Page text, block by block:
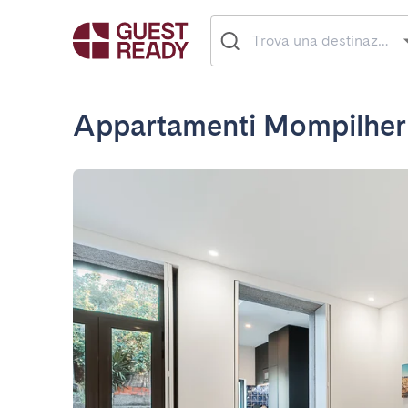
Appartamenti Mompilher